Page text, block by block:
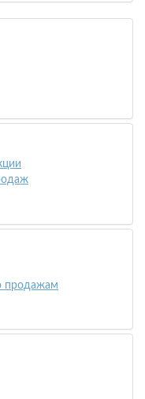
продажам